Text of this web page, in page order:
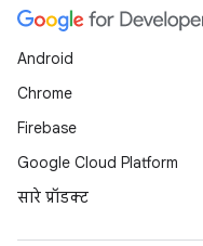
Android
Chrome
Firebase
Google Cloud Platform
सारे प्रॉडक्ट